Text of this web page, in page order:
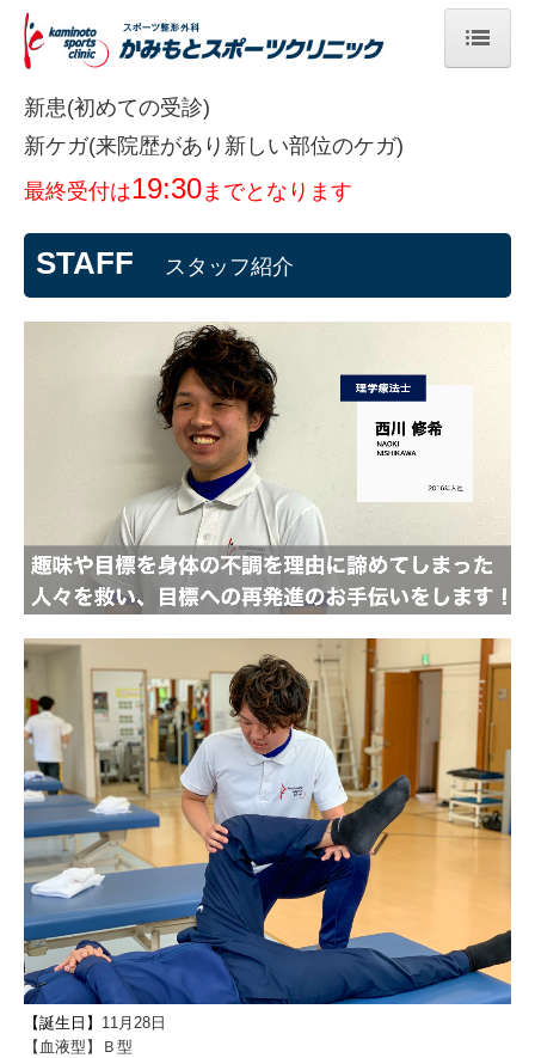
トップページ
診療案内
院長プロフィール
クリニック方針
当院が選ばれる理由
来院されてからの流れ
アクセス
駐車場
開業だより
手術実績
よくある質問
スタッフ募集
個人情報保護方針
自費一覧表
療担規則
メディアページ
新患(初めての受診)
新ケガ(来院歴があり新しい部位のケガ)
最終受付は19:30までとなります
STAFF スタッフ紹介
【誕生日】 11月28日
【血液型】Ｂ型